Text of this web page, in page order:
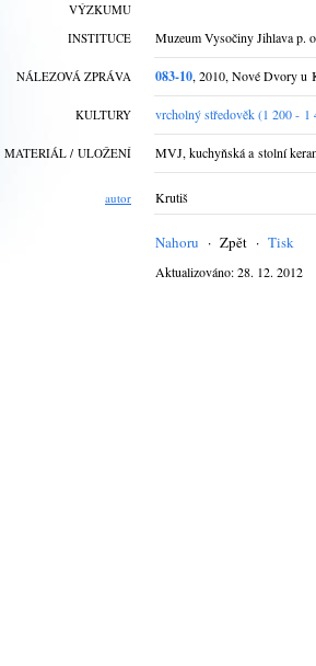
VÝZKUMU
INSTITUCE Muzeum Vysočiny Jihlava p.
NÁLEZOVÁ ZPRÁVA 083-10, 2010, Nové Dvory u
KULTURY vrcholný středověk (1 200 - 1
MATERIÁL / ULOŽENÍ MVJ, kuchyňská a stolní
autor Krutiš
Nahoru · Zpět · Tisk
Aktualizováno: 28. 12. 2012